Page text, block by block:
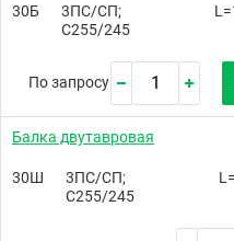
30Б
3ПС/СП;
С255/245
По запросу
Балка двутавровая
30Ш
3ПС/СП;
С255/245